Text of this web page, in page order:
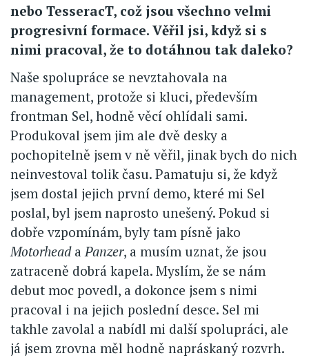
nebo TesseracT, což jsou všechno velmi
progresivní formace. Věřil jsi, když si s
nimi pracoval, že to dotáhnou tak daleko?
Naše spolupráce se nevztahovala na
management, protože si kluci, především
frontman Sel, hodně věcí ohlídali sami.
Produkoval jsem jim ale dvě desky a
pochopitelně jsem v ně věřil, jinak bych do nich
neinvestoval tolik času. Pamatuju si, že když
jsem dostal jejich první demo, které mi Sel
poslal, byl jsem naprosto unešený. Pokud si
dobře vzpomínám, byly tam písně jako
MotorheadaPanzer, a musím uznat, že jsou
zatraceně dobrá kapela. Myslím, že se nám
debut moc povedl, a dokonce jsem s nimi
pracoval i na jejich poslední desce. Sel mi
takhle zavolal a nabídl mi další spolupráci, ale
já jsem zrovna měl hodně napráskaný rozvrh.